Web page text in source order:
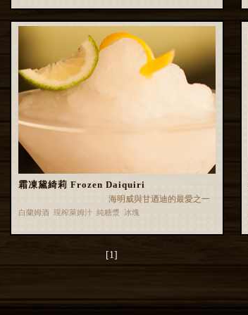
霜凍黛綺莉 Frozen Daiquiri
海明威與甘迺迪的最愛之一
白蘭姆酒 現榨萊姆汁 純糖漿 冰塊
[1]